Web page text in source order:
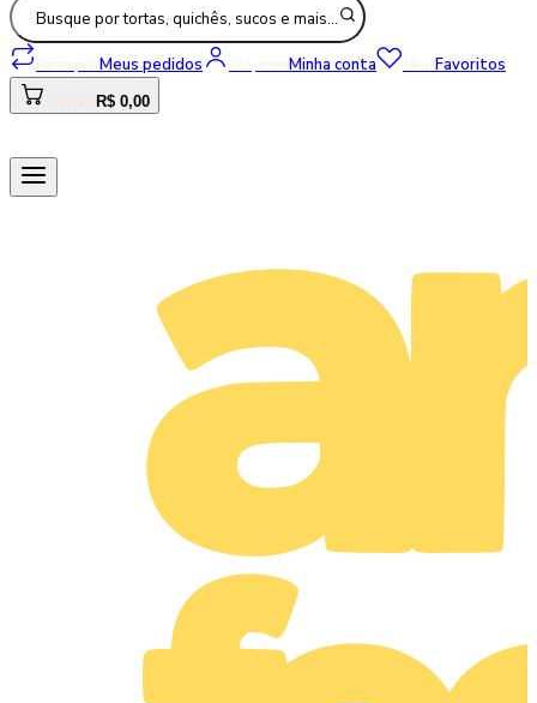
Busque por tortas, quichês, sucos e mais…
Recomprar Meus pedidos Olá, entre Minha conta Meus Favoritos
R$ 0,00